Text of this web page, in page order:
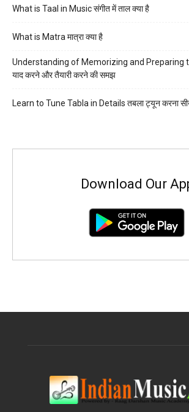
What is Taal in Music संगीत में ताल क्या है
What is Matra मात्रा क्या है
Understanding of Memorizing and Preparing
याद करने और तैयारी करने की समझ
Learn to Tune Tabla in Details तबला ट्यून करना
Download Our